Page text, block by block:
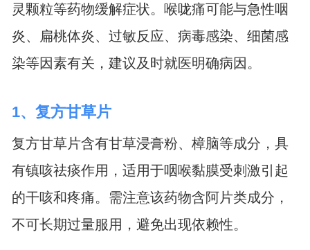
灵颗粒等药物缓解症状。喉咙痛可能与急性咽
炎、扁桃体炎、过敏反应、病毒感染、细菌感
染等因素有关，建议及时就医明确病因。
1、复方甘草片
复方甘草片含有甘草浸膏粉、樟脑等成分，具
有镇咳祛痰作用，适用于咽喉黏膜受刺激引起
的干咳和疼痛。需注意该药物含阿片类成分，
不可长期过量服用，避免出现依赖性。